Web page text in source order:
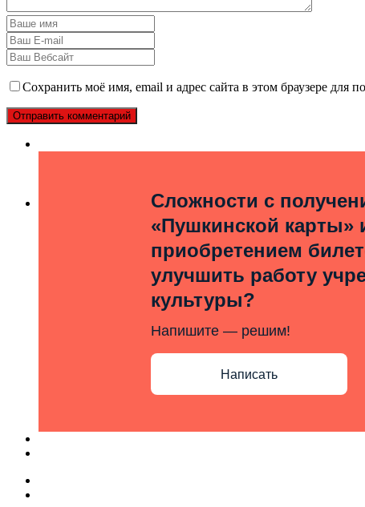
Сохранить моё имя, email и адрес сайта в этом браузере для
Сложности с
«Пушкинской карты»
приобретением
улучшить работу
культуры?
Напишите — решим!
Написать